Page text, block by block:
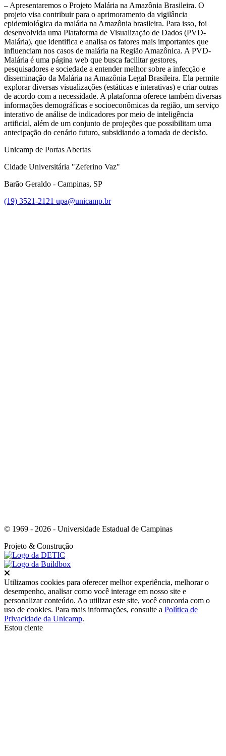
– Apresentaremos o Projeto Malária na Amazônia Brasileira. O
projeto visa contribuir para o aprimoramento da vigilância
epidemiológica da malária na Amazônia brasileira. Para isso, foi
desenvolvida uma Plataforma de Visualização de Dados (PVD-
Malária), que identifica e analisa os fatores mais importantes que
influenciam nos casos de malária na Região Amazônica. A PVD-
Malária é uma página web que busca facilitar gestores,
pesquisadores e sociedade a entender melhor sobre a infecção e
disseminação da Malária na Amazônia Legal Brasileira. Ela permite
explorar diversas visualizações (estáticas e interativas) e criar outras
de acordo com a necessidade. A plataforma oferece também diversas
informações demográficas e socioeconômicas da região, um serviço
interativo de análise de indicadores por meio de inteligência
artificial, além de um conjunto de projeções que possibilitam uma
antecipação do cenário futuro, subsidiando a tomada de decisão.
Unicamp de Portas Abertas
Cidade Universitária "Zeferino Vaz"
Barão Geraldo - Campinas, SP
(19) 3521-2121 upa@unicamp.br
© 1969 - 2026 - Universidade Estadual de Campinas
Projeto & Construção
Utilizamos cookies para oferecer melhor experiência, melhorar o
desempenho, analisar como você interage em nosso site e
personalizar conteúdo. Ao utilizar este site, você concorda com o
uso de cookies. Para mais informações, consulte a Política de
Privacidade da Unicamp.
Estou ciente